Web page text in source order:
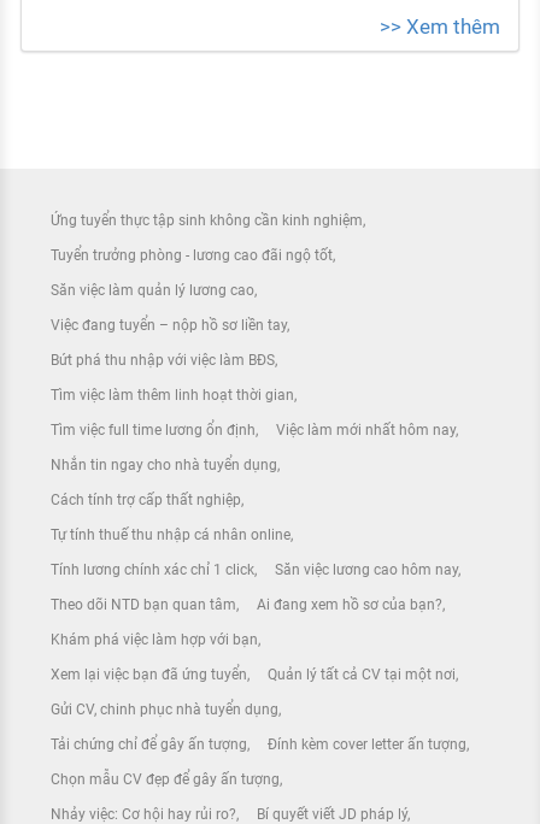
>> Xem thêm
Ứng tuyển thực tập sinh không cần kinh nghiệm
Tuyển trưởng phòng - lương cao đãi ngộ tốt
Săn việc làm quản lý lương cao
Việc đang tuyển – nộp hồ sơ liền tay
Bứt phá thu nhập với việc làm BĐS
Tìm việc làm thêm linh hoạt thời gian
Tìm việc full time lương ổn định Việc làm mới nhất hôm nay
Nhắn tin ngay cho nhà tuyển dụng
Cách tính trợ cấp thất nghiệp
Tự tính thuế thu nhập cá nhân online
Tính lương chính xác chỉ 1 click Săn việc lương cao hôm nay
Theo dõi NTD bạn quan tâm Ai đang xem hồ sơ của bạn?
Khám phá việc làm hợp với bạn
Xem lại việc bạn đã ứng tuyển Quản lý tất cả CV tại một nơi
Gửi CV, chinh phục nhà tuyển dụng
Tải chứng chỉ để gây ấn tượng Đính kèm cover letter ấn tượng
Chọn mẫu CV đẹp để gây ấn tượng
Nhảy việc: Cơ hội hay rủi ro? Bí quyết viết JD pháp lý